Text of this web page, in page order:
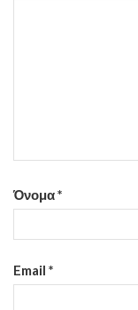
Όνομα*
Email *